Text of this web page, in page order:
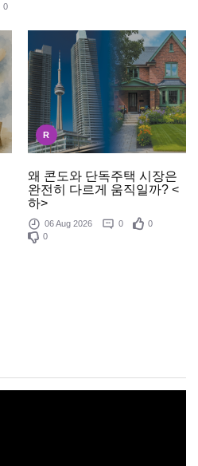
0
R
왜 콘도와 단독주택 시장은
완전히 다르게 움직일까? <
하>
06 Aug 2026 0
0
0